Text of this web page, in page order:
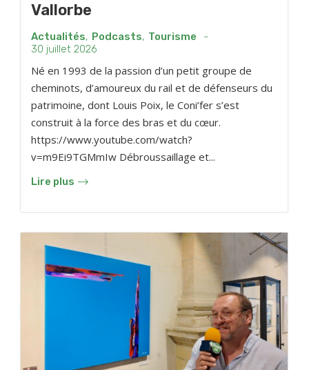
Vallorbe
Actualités, Podcasts, Tourisme
-
30 juillet 2026
Né en 1993 de la passion d’un petit groupe de
cheminots, d’amoureux du rail et de défenseurs du
patrimoine, dont Louis Poix, le Coni’fer s’est
construit à la force des bras et du cœur.
https://www.youtube.com/watch?
v=m9Ei9TGMmIw Débroussaillage et...
Lire plus